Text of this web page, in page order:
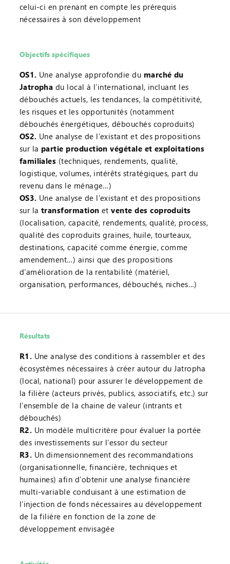
celui-ci en prenant en compte les prérequis
nécessaires à son développement
Objectifs spécifiques
OS1. Une analyse approfondie du marché du
Jatropha du local à l’international, incluant les
débouchés actuels, les tendances, la compétitivité,
les risques et les opportunités (notamment
débouchés énergétiques, débouchés coproduits)
OS2. Une analyse de l’existant et des propositions
sur la partie production végétale et exploitations
familiales (techniques, rendements, qualité,
logistique, volumes, intérêts stratégiques, part du
revenu dans le ménage…)
OS3. Une analyse de l’existant et des propositions
sur la transformation etvente des coproduits
(localisation, capacité, rendements, qualité, process,
qualité des coproduits graines, huile, tourteaux,
destinations, capacité comme énergie, comme
amendement…) ainsi que des propositions
d’amélioration de la rentabilité (matériel,
organisation, performances, débouchés, niches…)
Résultats
R1. Une analyse des conditions à rassembler et des
écosystèmes nécessaires à créer autour du Jatropha
(local, national) pour assurer le développement de
la filière (acteurs privés, publics, associatifs, etc.) sur
l’ensemble de la chaine de valeur (intrants et
débouchés)
R2. Un modèle multicritère pour évaluer la portée
des investissements sur l’essor du secteur
R3. Un dimensionnement des recommandations
(organisationnelle, financière, techniques et
humaines) afin d’obtenir une analyse financière
multi-variable conduisant à une estimation de
l’injection de fonds nécessaires au développement
de la filière en fonction de la zone de
développement envisagée